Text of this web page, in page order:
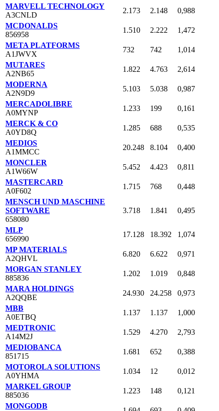
MARVELL TECHNOLOGY
A3CNLD
2.173 2.148
0,988
MCDONALDS
856958
1.510 2.222
1,472
META PLATFORMS
A1JWVX
732 742
1,014
MUTARES
A2NB65
1.822 4.763
2,614
MODERNA
A2N9D9
5.103 5.038
0,987
MERCADOLIBRE
A0MYNP
1.233 199
0,161
MERCK & CO
A0YD8Q
1.285 688
0,535
MEDIOS
A1MMCC
20.248 8.104
0,400
MONCLER
A1W66W
5.452 4.423
0,811
MASTERCARD
A0F602
1.715 768
0,448
MENSCH UND MASCHINE
SOFTWARE
658080
3.718 1.841 0,495
MLP
656990
17.128 18.392
1,074
MP MATERIALS
A2QHVL
6.820 6.622
0,971
MORGAN STANLEY
885836
1.202 1.019
0,848
MARA HOLDINGS
A2QQBE
24.930 24.258
0,973
MBB
A0ETBQ
1.137 1.137
1,000
MEDTRONIC
A14M2J
1.529 4.270
2,793
MEDIOBANCA
851715
1.681 652
0,388
MOTOROLA SOLUTIONS
A0YHMA
1.034 12
0,012
MARKEL GROUP
885036
1.223 148
0,121
MONGODB